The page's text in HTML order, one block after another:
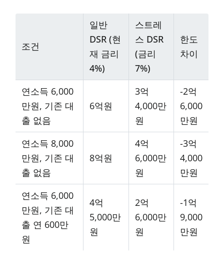
조건
일반
DSR (현
재 금리
4%)
스트레
스 DSR
(금리
7%)
한도
차이
연소득 6,000
만원, 기존 대
출 없음
6억원
3억
4,000만
원
-2억
6,000
만원
연소득 8,000
만원, 기존 대
출 없음
8억원
4억
6,000만
원
-3억
4,000
만원
연소득 6,000
만원, 기존 대
출 연 600만
원
4억
5,000만
원
2억
6,000만
원
-1억
9,000
만원